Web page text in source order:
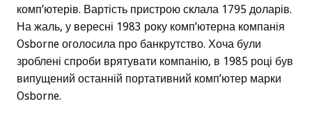
комп’ютерів. Вартість пристрою склала 1795 доларів.
На жаль, у вересні 1983 року комп’ютерна компанія
Osborne оголосила про банкрутство. Хоча були
зроблені спроби врятувати компанію, в 1985 році був
випущений останній портативний комп’ютер марки
Osborne.